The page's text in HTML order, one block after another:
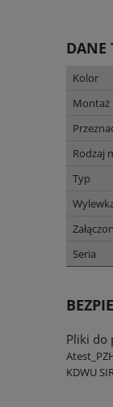
DANE
Kolor
Montaż
Rodzaj
Typ
Seria
Pliki do
KDWU